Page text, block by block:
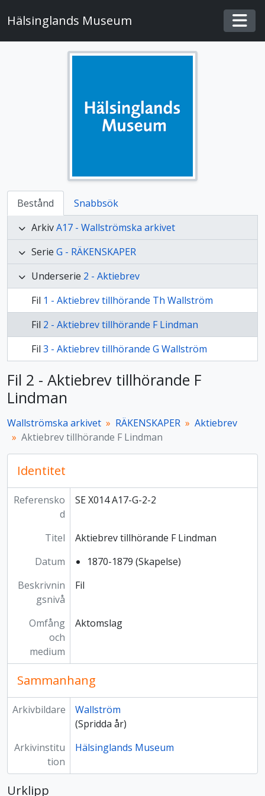
Hälsinglands Museum
Bestånd
Snabbsök
ArkivA17 - Wallströmska arkivet
Serie G - RÄKENSKAPER
Underserie 2 - Aktiebrev
Fil 1 - Aktiebrev tillhörande Th Wallström
Fil 2 - Aktiebrev tillhörande F Lindman
Fil 3 - Aktiebrev tillhörande G Wallström
Fil 2 - Aktiebrev tillhörande F
Lindman
Wallströmska arkivet RÄKENSKAPER
Aktiebrev
Aktiebrev tillhörande F Lindman
Identitet
Referensko
d
SE X014 A17-G-2-2
Titel
Aktiebrev tillhörande F Lindman
Datum
1870-1879 (Skapelse)
Beskrivnin
gsnivå
Fil
Omfång
och
medium
Aktomslag
Sammanhang
Arkivbildare
Wallström
(Spridda år)
Arkivinstitu
tion
Hälsinglands Museum
Urklipp